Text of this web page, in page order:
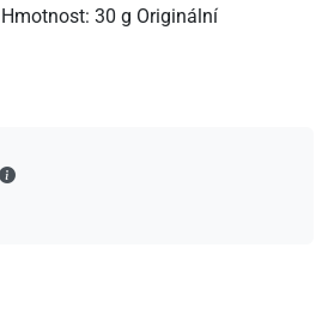
30 g Originální
Husqvarna Česko s.r.o. - Kontaktní údaje